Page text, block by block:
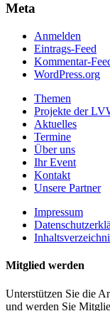
Meta
Anmelden
Eintrags-Feed
Kommentar-
WordPress.org
Themen
Projekte der
Aktuelles
Termine
Über uns
Ihr Event
Kontakt
Unsere Partner
Impressum
Mitglied werden
Unterstützen Sie die
und werden Sie